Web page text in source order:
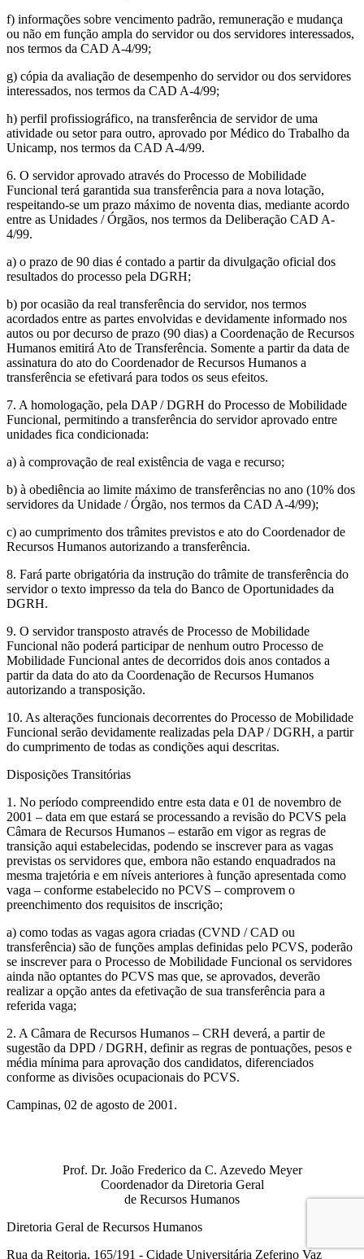
f) informações sobre vencimento padrão, remuneração e mudança
ou não em função ampla do servidor ou dos servidores interessados,
nos termos da CAD A-4/99;
g) cópia da avaliação de desempenho do servidor ou dos servidores
interessados, nos termos da CAD A-4/99;
h) perfil profissiográfico, na transferência de servidor de uma
atividade ou setor para outro, aprovado por Médico do Trabalho da
Unicamp, nos termos da CAD A-4/99.
6. O servidor aprovado através do Processo de Mobilidade
Funcional terá garantida sua transferência para a nova lotação,
respeitando-se um prazo máximo de noventa dias, mediante acordo
entre as Unidades / Órgãos, nos termos da Deliberação CAD A-
4/99.
a) o prazo de 90 dias é contado a partir da divulgação oficial dos
resultados do processo pela DGRH;
b) por ocasião da real transferência do servidor, nos termos
acordados entre as partes envolvidas e devidamente informado nos
autos ou por decurso de prazo (90 dias) a Coordenação de Recursos
Humanos emitirá Ato de Transferência. Somente a partir da data de
assinatura do ato do Coordenador de Recursos Humanos a
transferência se efetivará para todos os seus efeitos.
7. A homologação, pela DAP / DGRH do Processo de Mobilidade
Funcional, permitindo a transferência do servidor aprovado entre
unidades fica condicionada:
a) à comprovação de real existência de vaga e recurso;
b) à obediência ao limite máximo de transferências no ano (10% dos
servidores da Unidade / Órgão, nos termos da CAD A-4/99);
c) ao cumprimento dos trâmites previstos e ato do Coordenador de
Recursos Humanos autorizando a transferência.
8. Fará parte obrigatória da instrução do trâmite de transferência do
servidor o texto impresso da tela do Banco de Oportunidades da
DGRH.
9. O servidor transposto através de Processo de Mobilidade
Funcional não poderá participar de nenhum outro Processo de
Mobilidade Funcional antes de decorridos dois anos contados a
partir da data do ato da Coordenação de Recursos Humanos
autorizando a transposição.
10. As alterações funcionais decorrentes do Processo de Mobilidade
Funcional serão devidamente realizadas pela DAP / DGRH, a partir
do cumprimento de todas as condições aqui descritas.
Disposições Transitórias
1. No período compreendido entre esta data e 01 de novembro de
2001 – data em que estará se processando a revisão do PCVS pela
Câmara de Recursos Humanos – estarão em vigor as regras de
transição aqui estabelecidas, podendo se inscrever para as vagas
previstas os servidores que, embora não estando enquadrados na
mesma trajetória e em níveis anteriores à função apresentada como
vaga – conforme estabelecido no PCVS – comprovem o
preenchimento dos requisitos de inscrição;
a) como todas as vagas agora criadas (CVND / CAD ou
transferência) são de funções amplas definidas pelo PCVS, poderão
se inscrever para o Processo de Mobilidade Funcional os servidores
ainda não optantes do PCVS mas que, se aprovados, deverão
realizar a opção antes da efetivação de sua transferência para a
referida vaga;
2. A Câmara de Recursos Humanos – CRH deverá, a partir de
sugestão da DPD / DGRH, definir as regras de pontuações, pesos e
média mínima para aprovação dos candidatos, diferenciados
conforme as divisões ocupacionais do PCVS.
Campinas, 02 de agosto de 2001.
Prof. Dr. João Frederico da C. Azevedo Meyer
Coordenador da Diretoria Geral
de Recursos Humanos
Diretoria Geral de Recursos Humanos
Rua da Reitoria, 165/191 - Cidade Universitária Zeferino Vaz